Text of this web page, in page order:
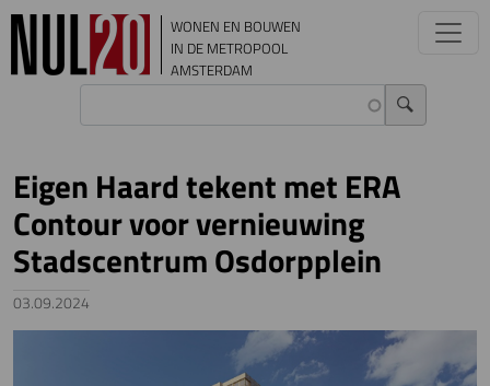
Overslaan en naar de inhoud gaan
WONEN EN BOUWEN
IN DE METROPOOL
AMSTERDAM
Eigen Haard tekent met ERA
Contour voor vernieuwing
Stadscentrum Osdorpplein
03.09.2024